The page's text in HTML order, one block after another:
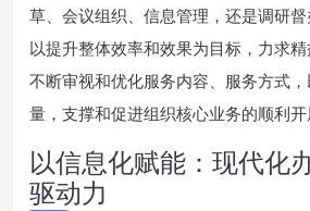
草、会议组织、信息管理，还是调研
以提升整体效率和效果为目标，力求
不断审视和优化服务内容、服务方式
量，支撑和促进组织核心业务的顺利开
以信息化赋能：现代化
驱动力